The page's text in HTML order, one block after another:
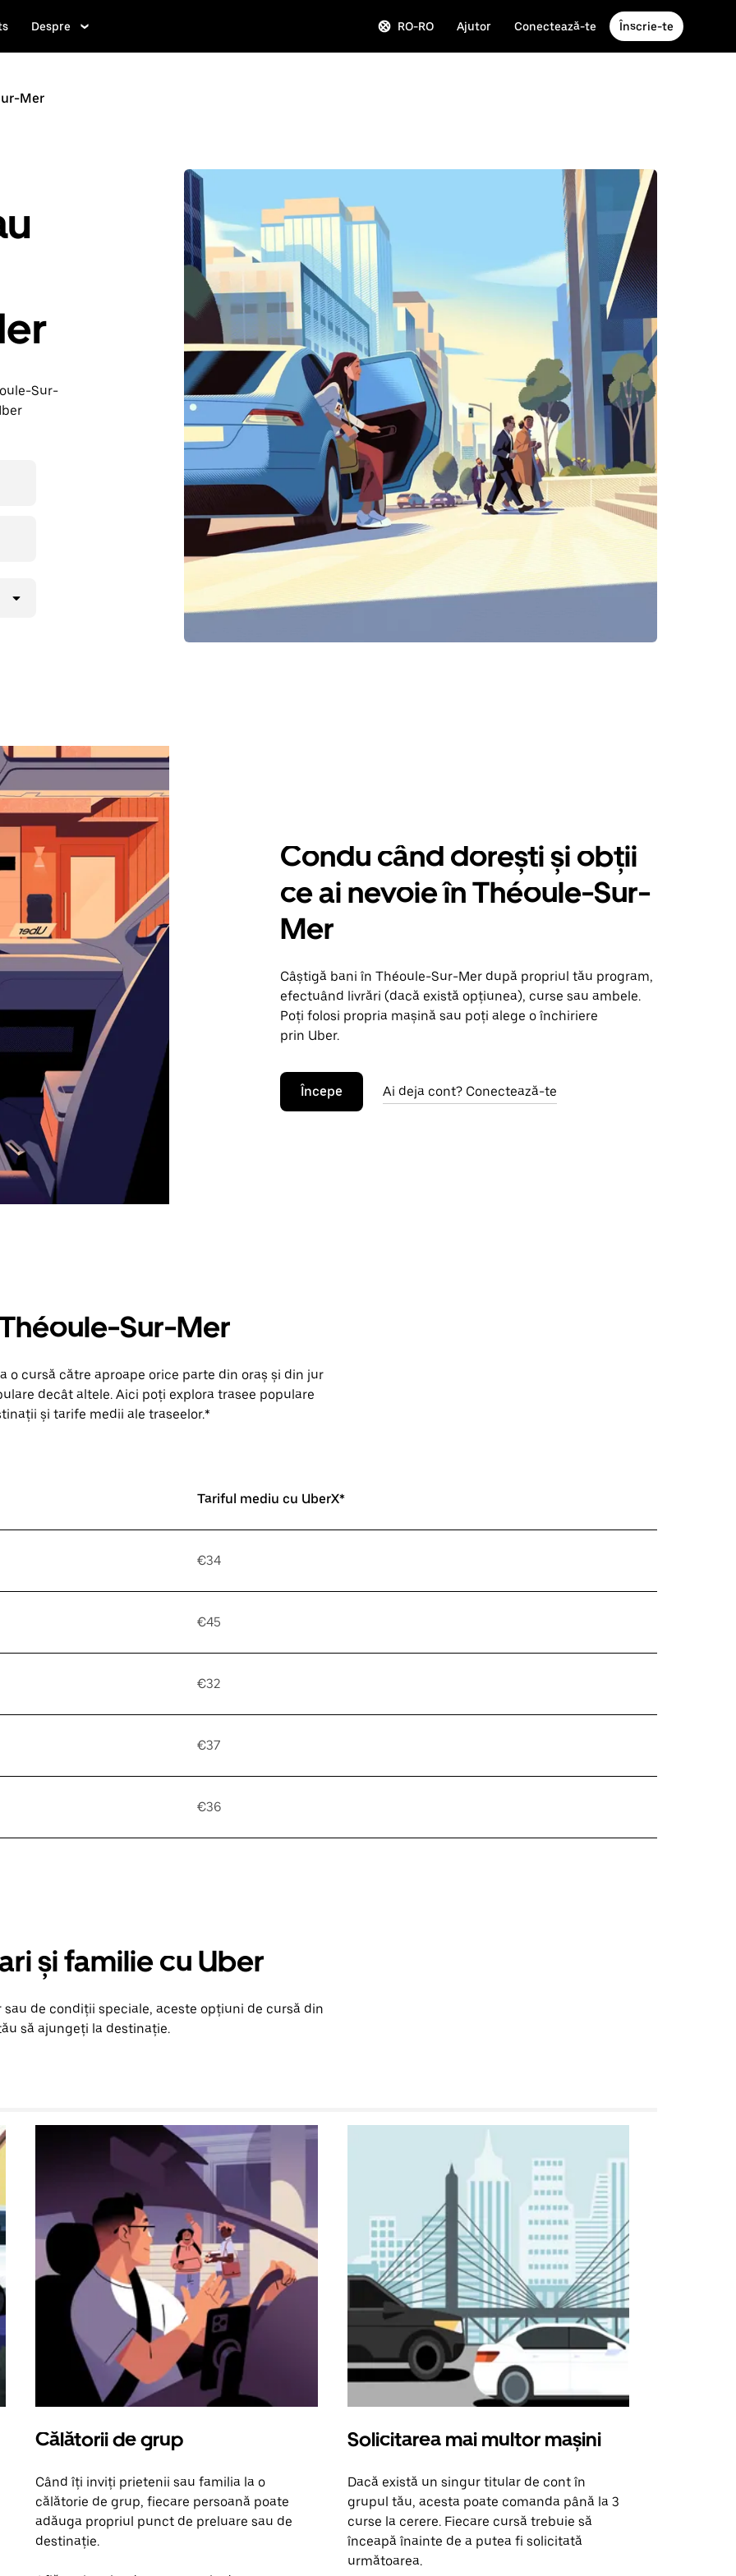
Despre RO-RO Ajutor Conectează-te Înscrie-te
Mer
Sur-
Condu când dorești și obții
ce ai nevoie în Théoule-Sur-
Mer
Câștigă bani în Théoule-Sur-Mer după propriul tău program,
efectuând livrări (dacă există opțiunea), curse sau ambele.
Poți folosi propria mașină sau poți alege o închiriere
prin Uber.
Începe Ai deja cont? Conectează-te
Sur-Mer
o cursă către aproape orice parte din oraș și din jur
decât altele. Aici poți explora trasee populare
și tarife medii ale traseelor.*
Tariful mediu cu UberX*
€34
€45
€32
€37
€36
și familie cu Uber
de condiții speciale, aceste opțiuni de cursă din
să ajungeți la destinație.
Călătorii de grup
Când îți inviți prietenii sau familia la o
călătorie de grup, fiecare persoană poate
adăuga propriul punct de preluare sau de
destinație.
Solicitarea mai multor mașini
Dacă există un singur titular de cont în
grupul tău, acesta poate comanda până la 3
curse la cerere. Fiecare cursă trebuie să
înceapă înainte de a putea fi solicitată
următoarea.